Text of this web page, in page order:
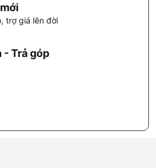
trợ giá lên đời
- Trả góp